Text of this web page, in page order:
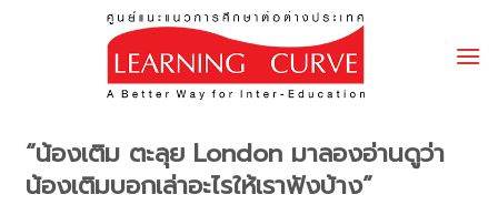
“น้องเติม ตะลุย London มาลองอ่านดูว่า
น้องเติมบอกเล่าอะไรให้เราฟังบ้าง”